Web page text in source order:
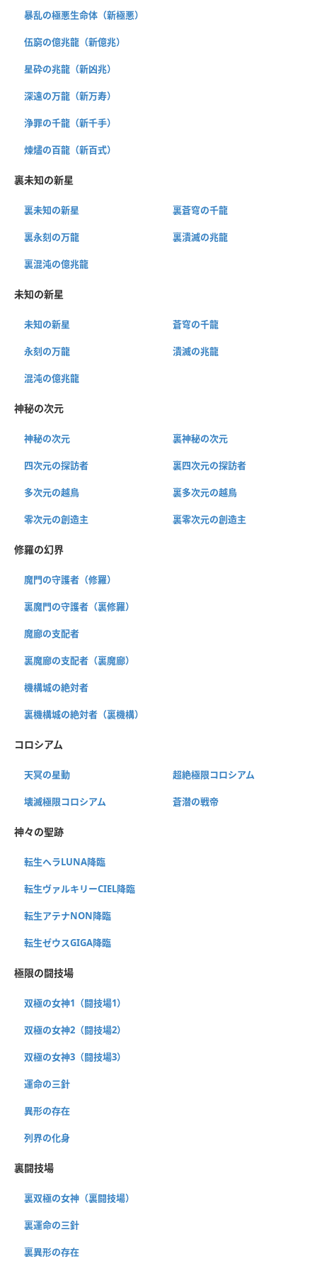
暴乱の極悪生命体（新極悪）
伍窮の億兆龍（新億兆）
星砕の兆龍（新凶兆）
深遠の万龍（新万寿）
浄罪の千龍（新千手）
煉燼の百龍（新百式）
裏未知の新星
裏未知の新星 裏蒼穹の千龍
裏永刻の万龍 裏潰滅の兆龍
裏混沌の億兆龍
未知の新星
未知の新星 蒼穹の千龍
永刻の万龍 潰滅の兆龍
混沌の億兆龍
神秘の次元
神秘の次元 裏神秘の次元
四次元の探訪者 裏四次元の探訪者
多次元の越鳥 裏多次元の越鳥
零次元の創造主 裏零次元の創造主
修羅の幻界
魔門の守護者（修羅）
裏魔門の守護者（裏修羅）
魔廊の支配者
裏魔廊の支配者（裏魔廊）
機構城の絶対者
裏機構城の絶対者（裏機構）
コロシアム
天冥の星動 超絶極限コロシアム
壊滅極限コロシアム 蒼潜の戦帝
神々の聖跡
転生ヘラLUNA降臨
転生ヴァルキリーCIEL降臨
転生アテナNON降臨
転生ゼウスGIGA降臨
極限の闘技場
双極の女神1（闘技場1）
双極の女神2（闘技場2）
双極の女神3（闘技場3）
運命の三針
異形の存在
列界の化身
裏闘技場
裏双極の女神（裏闘技場）
裏運命の三針
裏異形の存在